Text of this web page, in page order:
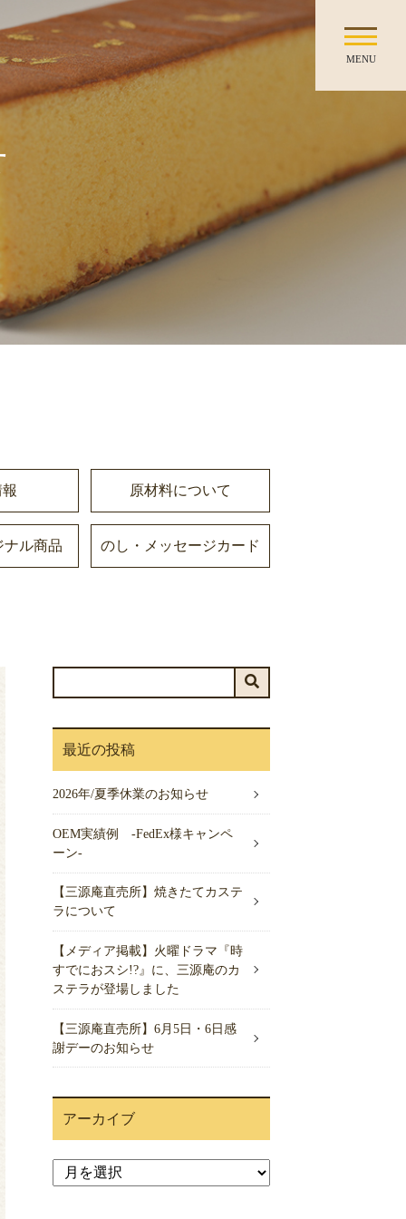
MENU
原材料について
ナル商品 のし・メッセージカード
最近の投稿
2026年/夏季休業のお知らせ
OEM実績例 -FedEx様キャンペ
ーン-
【三源庵直売所】焼きたてカステ
ラについて
【メディア掲載】火曜ドラマ『時
すでにおスシ!?』に、三源庵のカ
ステラが登場しました
【三源庵直売所】6月5日・6日感
謝デーのお知らせ
アーカイブ
ア
ー